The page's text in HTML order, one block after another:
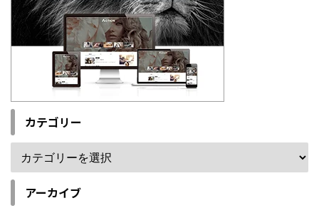
カテゴリー
アーカイブ